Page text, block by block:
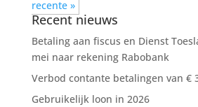
recente »
Recent nieuws
Betaling aan fiscus en Dienst
mei naar rekening Rabobank
Verbod contante betalingen van €
Gebruikelijk loon in 2026